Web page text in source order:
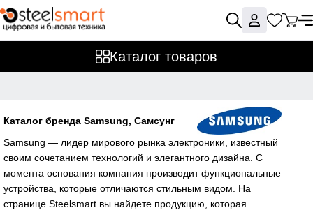
Каталог товаров
Каталог бренда Samsung, Самсунг
Samsung — лидер мирового рынка электроники, известный
своим сочетанием технологий и элегантного дизайна. С
момента основания компания производит функциональные
устройства, которые отличаются стильным видом. На
странице Steelsmart вы найдете продукцию, которая